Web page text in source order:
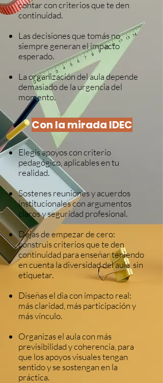
contar con criterios que te den
continuidad.
Las decisiones que tomás no
siempre generan el impacto
esperado.
La organización del aula depende
demasiado de la urgencia del
momento.
Con la mirada IDEC
Elegis apoyos con criterio
pedagógico, aplicables en tu
realidad.
Sostenes reuniones y acuerdos
institucionales con argumentos
claros y seguridad profesional.
Dejas de empezar de cero:
construis criterios que te den
continuidad para enseñar teniendo
en cuenta la diversidad del aula, sin
etiquetar.
Diseñas el dia con impacto real:
más claridad, más participación y
más vínculo.
Organizas el aula con más
previsibilidad y coherencia, para
que los apoyos visuales tengan
sentido y se sostengan en la
práctica.